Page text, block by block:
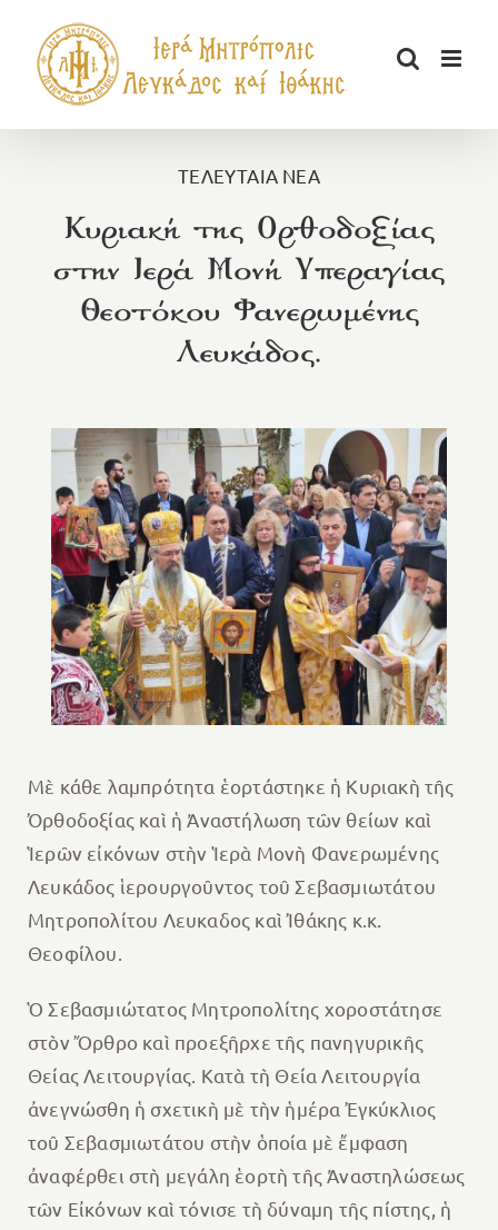
περιεχόμενο
ΤΕΛΕΥΤΑΙΑ ΝΕΑ
Κυριακή της Ορθοδοξίας
στην Ιερά Μονή Υπεραγίας
Θεοτόκου Φανερωμένης
Λευκάδος.
Μὲ κάθε λαμπρότητα ἑορτάστηκε ἡ Κυριακὴ τῆς
Ὀρθοδοξίας καὶ ἡ Ἀναστήλωση τῶν θείων καὶ
Ἱερῶν εἰκόνων στὴν Ἱερὰ Μoνὴ Φανερωμένης
Λευκάδος ἱερουργοῦντος τοῦ Σεβασμιωτάτου
Μητροπολίτου Λευκαδος καὶ Ἰθάκης κ.κ.
Θεοφίλου.
Ὁ Σεβασμιώτατος Μητροπολίτης χοροστάτησε
στὸν Ὄρθρο καὶ προεξῆρχε τῆς πανηγυρικῆς
Θείας Λειτουργίας. Κατὰ τὴ Θεία Λειτουργία
ἀνεγνώσθη ἡ σχετικὴ μὲ τὴν ἡμέρα Ἐγκύκλιος
τοῦ Σεβασμιωτάτου στὴν ὁποία μὲ ἔμφαση
ἀναφέρθει στὴ μεγάλη ἑορτὴ τῆς Ἀναστηλώσεως
τῶν Εἰκόνων καὶ τόνισε τὴ δύναμη τῆς πίστης, ἡ